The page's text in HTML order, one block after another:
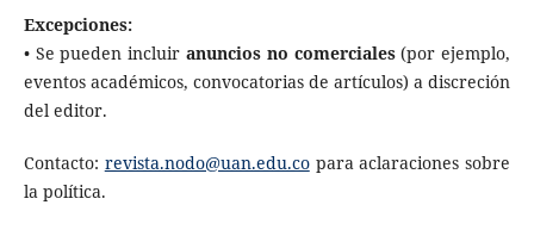
Excepciones:
• Se pueden incluir anuncios no comerciales(por ejemplo,
eventos académicos, convocatorias de artículos) a discreción
del editor.
Contacto: revista.nodo@uan.edu.copara aclaraciones sobre
la política.